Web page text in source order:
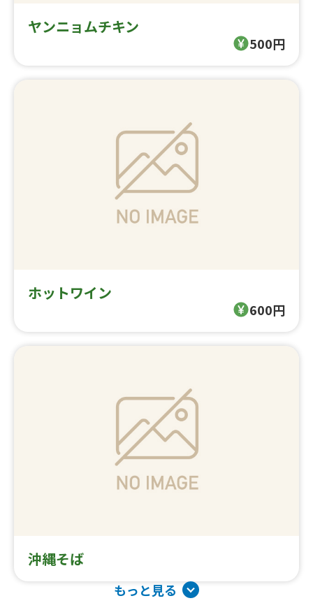
ヤンニョムチキン
500円
ホットワイン
600円
沖縄そば
もっと見る